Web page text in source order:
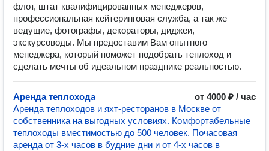
флот, штат квалифицированных менеджеров,
профессиональная кейтеринговая служба, а так же
ведущие, фотографы, декораторы, диджеи,
экскурсоводы. Мы предоставим Вам опытного
менеджера, который поможет подобрать теплоход и
сделать мечты об идеальном празднике реальностью.
Аренда теплохода
от 4000 ₽ / час
Аренда теплоходов и яхт-ресторанов в Москве от
собственника на выгодных условиях. Комфортабельные
теплоходы вместимостью до 500 человек. Почасовая
аренда от 3-х часов в будние дни и от 4-х часов в